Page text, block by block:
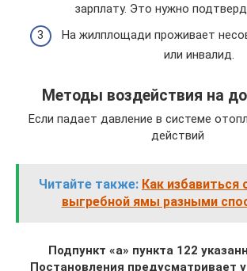
зарплату. Это нужно
На жилплощади проживает
или инвалид.
Методы воздействия на
Если падает давление в системе
действий
Читайте также: Как избавиться
выгребной ямы разными
Подпункт «а» пункта 122
Постановления предусматривает